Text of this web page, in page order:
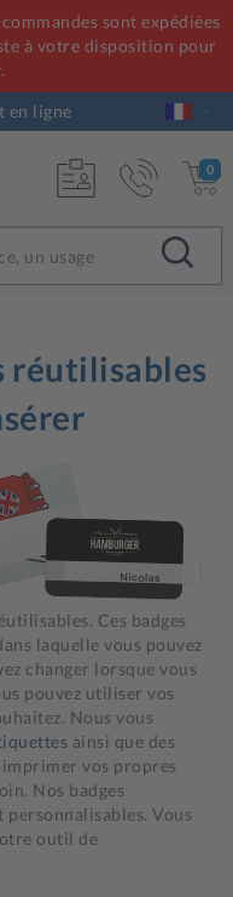
sont expédiées
à votre disposition pour
en ligne
0
réutilisables
Ces badges
laquelle vous pouvez
changer lorsque vous
pouvez utiliser vos
Nous vous
ainsi que des
vos propres
Nos badges
Vous
outil de